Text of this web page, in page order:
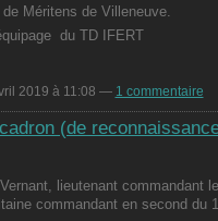
Méritens de Villeneuve.
du TD IFERT
2019 à 11:08 — 1 commentaire
(de
lieutenant commandant
commandant en second du